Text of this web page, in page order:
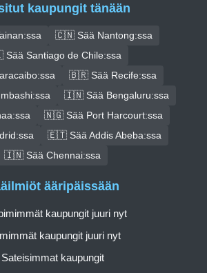
kaupungit tänään
🇨🇳 Sää Nantong:ssa
Santiago de Chile:ssa
🇧🇷 Sää Recife:ssa
🇮🇳 Sää Bengaluru:ssa
🇳🇬 Sää Port Harcourt:ssa
🇪🇹 Sää Addis Abeba:ssa
🇮🇳 Sää Chennai:ssa
ääripäissään
kaupungit juuri nyt
kaupungit juuri nyt
Sateisimmat kaupungit